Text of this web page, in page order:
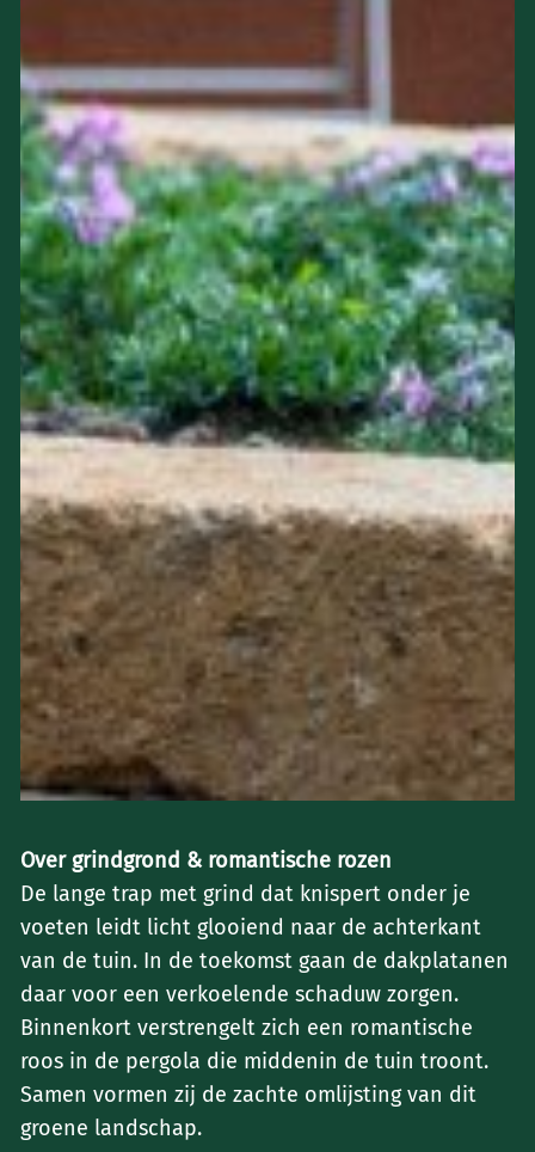
Over grindgrond & romantische rozen
‌De lange trap met grind dat knispert onder je
voeten leidt licht glooiend naar de achterkant
van de tuin. In de toekomst gaan de dakplatanen
daar voor een verkoelende schaduw zorgen.
Binnenkort verstrengelt zich een romantische
roos in de pergola die middenin de tuin troont.
Samen vormen zij de zachte omlijsting van dit
groene landschap.